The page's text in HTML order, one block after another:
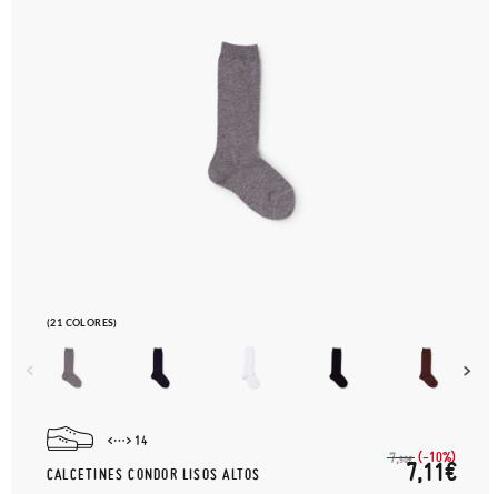
(21 COLORES)
14
CALCETINES CONDOR LISOS ALTOS
7,90€ (-10%)
7,11€